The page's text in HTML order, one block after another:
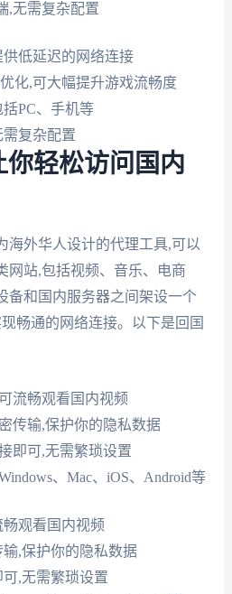
,无需复杂配置
低延迟的网络连接
化,可大幅提升游戏流畅度
PC、手机等
复杂配置
你轻松访问国内
海外华人设计的代理工具,可以
网站,包括视频、音乐、电商
备和国内服务器之间架设一个
畅通的网络连接。以下是回国
流畅观看国内视频
传输,保护你的隐私数据
即可,无需繁琐设置
、Mac、iOS、Android等
观看国内视频
,保护你的隐私数据
,无需繁琐设置